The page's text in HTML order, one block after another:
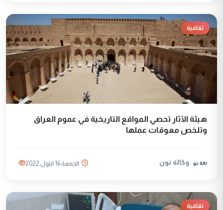
ثقافية
هيئة الآثار تحصي المواقع التاريخية في عموم العراق
وتلخص معوقات عملها
وكالة نون الجمعة 16 ايلول 2022
ثقافية